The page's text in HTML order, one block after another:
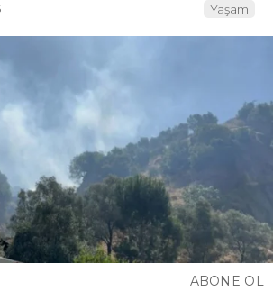
Yaşam
ABONE OL